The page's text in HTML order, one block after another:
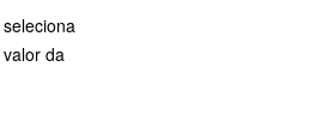
seleciona
valor da